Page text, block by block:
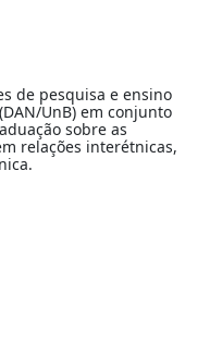
de pesquisa e ensino
UnB) em conjunto
sobre as
relações interétnicas,